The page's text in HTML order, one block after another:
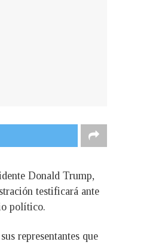
Donald Trump,
testificará ante
político.
representantes que